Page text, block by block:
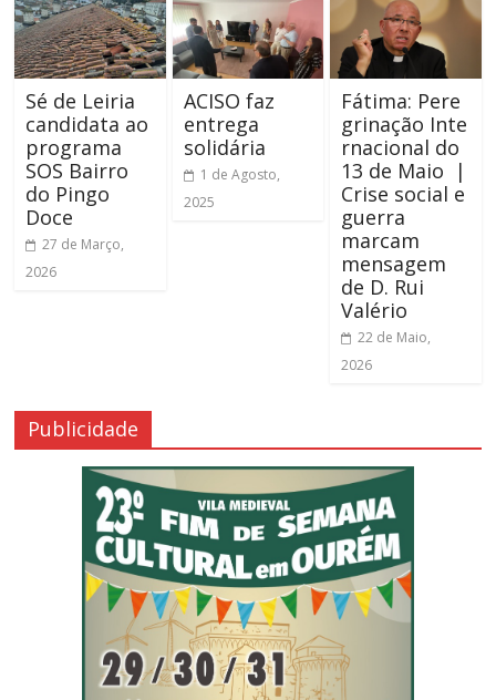
Sé de Leiria
candidata ao
programa
SOS Bairro
do Pingo
Doce
27 de Março,
2026
ACISO faz
entrega
solidária
1 de Agosto,
2025
Fátima: Pere
grinação Inte
rnacional do
13 de Maio |
Crise social e
guerra
marcam
mensagem
de D. Rui
Valério
22 de Maio,
2026
Publicidade